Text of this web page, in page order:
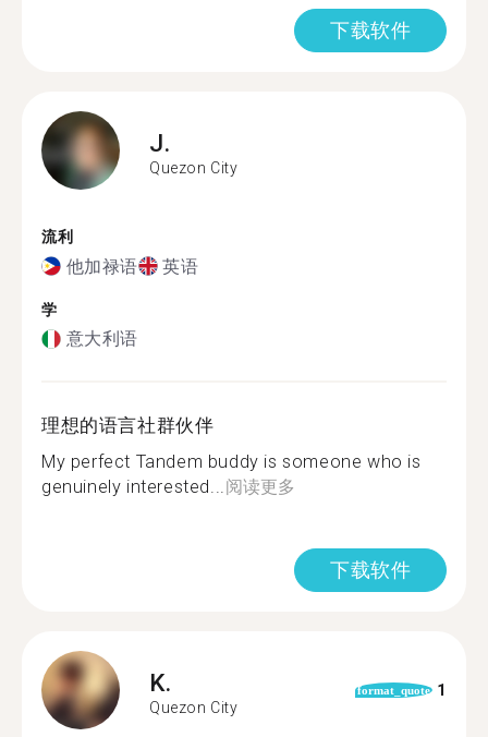
下载软件
J.
Quezon City
流利
他加禄语 英语
学
意大利语
理想的语言社群伙伴
My perfect Tandem buddy is someone who is
genuinely interested...阅读更多
下载软件
K.
Quezon City
format_quote 1